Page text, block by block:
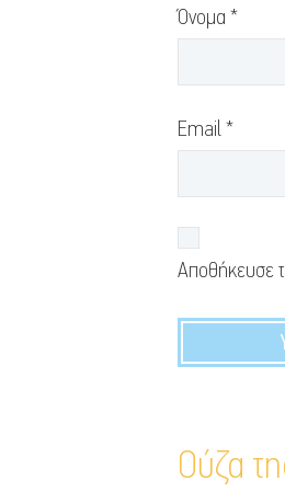
Όνομα*
Email*
Αποθήκευσε
Ούζα